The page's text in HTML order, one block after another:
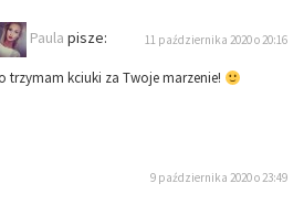
Paula pisze: 11 października 2020 o 20:16
trzymam kciuki za Twoje marzenie!
9 października 2020 o 23:49